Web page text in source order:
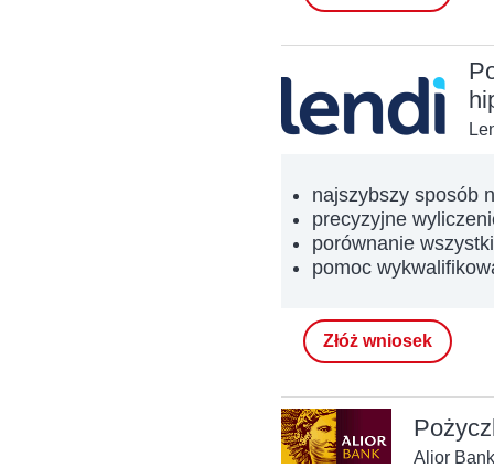
najszybszy sposób
precyzyjne
porównanie
pomoc
Złóż wniosek
Alior Bank